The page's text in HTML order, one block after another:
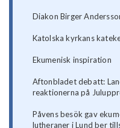
Diakon Birger
Katolska kyrkans
Ekumenisk inspiration
Aftonbladet debatt:
reaktionerna på
Påvens besök gav
lutheraner i Lund ber